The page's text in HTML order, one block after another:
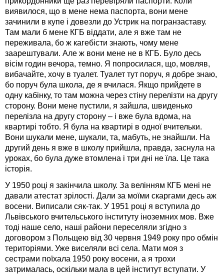
виявилося, що в мене нема паспорта, вони мене
зачинили в купе і довезли до Устрик на погранзаставу.
Там мали б мене КГБ віддати, але я вже там не
переживала, бо ж кагебісти знають, чому мене
заарештували. Але ж вони мене не в КГБ. Було десь
вісім годин вечора, темно. Я попросилася, що, мовляв,
вибачайте, хочу в туалет. Туалет тут поруч, я добре знаю,
бо поруч була школа, де я вчилася. Якщо прийдете в
одну кабінку, то там можна через стіну перелізти на другу
сторону. Вони мене пустили, я зайшла, швиденько
перелізла на другу сторону – і вже була вдома, на
квартирі тобто. Я була на квартирі в одної вчительки.
Вони шукали мене, шукали, та, мабуть, не знайшли. На
другий день я вже в школу прийшла, правда, заснула на
уроках, бо була дуже втомлена і три дні не їла. Це така
історія.
У 1950 році я закінчила школу. За велінням КГБ мені не
давали атестат зрілості. Дали за моїми скаргами десь аж
восени. Виписали сяк-так. У 1951 році я вступила до
Львівського вчительського інституту іноземних мов. Вже
тоді наше село, наші райони переселяли згідно з
договором з Польщею від 30 червня 1949 року про обмін
територіями. Уже виселяли всі села. Мати моя з
сестрами поїхала 1950 року восени, а я трохи
затрималась, оскільки мала в цей інститут вступати. У